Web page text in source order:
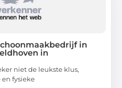
in
in
niet de leukste klus,
fysieke